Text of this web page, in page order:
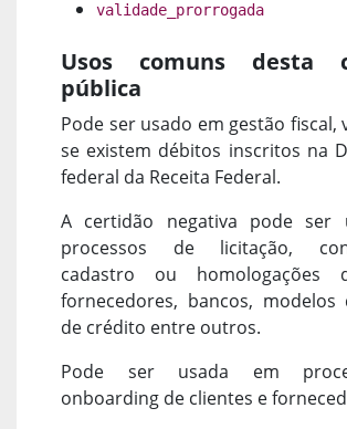
validade_prorrogada
Usos comuns desta
pública
Pode ser usado em gestão fiscal,
se existem débitos inscritos na
federal da Receita Federal.
A certidão negativa pode ser
processos de licitação,
cadastro ou homologações
fornecedores, bancos, modelos
de crédito entre outros.
Pode ser usada em
onboarding de clientes e